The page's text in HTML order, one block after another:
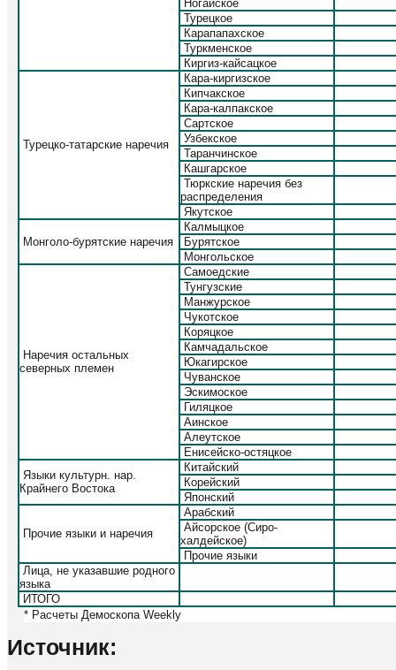
Ногайское
Турецкое
Карапапахское
Туркменское
Киргиз-кайсацкое
Турецко-татарские наречия
Кара-киргизское
Кипчакское
Кара-калпакское
Сартское
Узбекское
Таранчинское
Кашгарское
Тюркские наречия без
распределения
Якутское
Монголо-бурятские наречия
Калмыцкое
Бурятское
Монгольское
Наречия остальных
северных племен
Самоедские
Тунгузские
Манжурское
Чукотское
Коряцкое
Камчадальское
Юкагирское
Чуванское
Эскимоское
Гиляцкое
Аинское
Алеутское
Енисейско-остяцкое
Языки культурн. нар.
Крайнего Востока
Китайский
Корейский
Японский
Прочие языки и наречия
Арабский
Айсорское (Сиро-
халдейское)
Прочие языки
Лица, не указавшие родного
языка
ИТОГО
* Расчеты Демоскопа Weekly
Источник: